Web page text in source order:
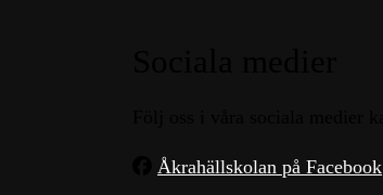
Åkrahällskolan på Facebook